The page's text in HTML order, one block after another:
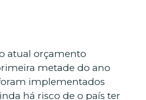
atual orçamento
metade do ano
implementados
há risco de o país ter